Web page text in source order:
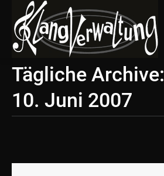
Tägliche Archive:
10. Juni 2007